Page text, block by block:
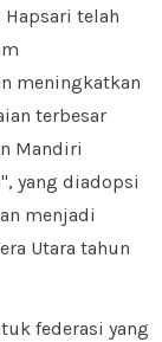
telah
meningkatkan
terbesar
Mandiri
yang diadopsi
menjadi
Utara tahun
federasi yang